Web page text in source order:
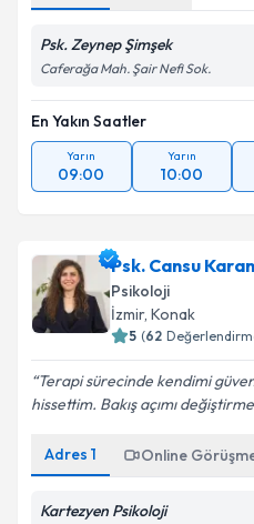
Psk. Zeynep Şimşek
Caferağa Mah. Şair Nefi Sok.
En Yakın Saatler
Yarın
09:00
Yarın
10:00
Psk. Cansu
Psikoloji
İzmir, Konak
5 (62
Terapi sürecinde kendimi
hissettim. Bakış açımı
Adres 1 Online
Kartezyen Psikoloji